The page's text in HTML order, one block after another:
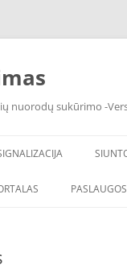
nuorodų sukūrimo -
PASLAUGOS